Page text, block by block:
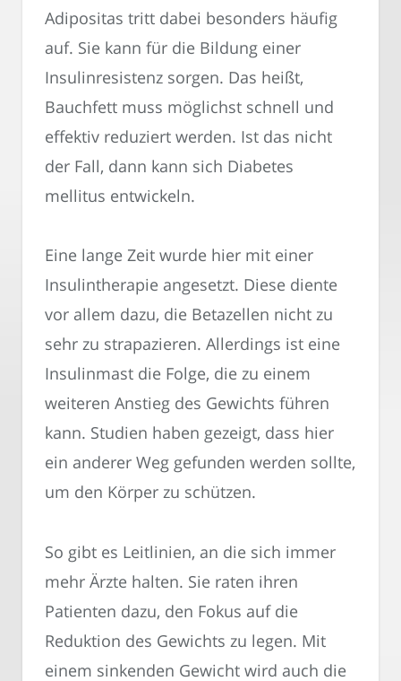
Adipositas tritt dabei besonders häufig
auf. Sie kann für die Bildung einer
Insulinresistenz sorgen. Das heißt,
Bauchfett muss möglichst schnell und
effektiv reduziert werden. Ist das nicht
der Fall, dann kann sich Diabetes
mellitus entwickeln.
Eine lange Zeit wurde hier mit einer
Insulintherapie angesetzt. Diese diente
vor allem dazu, die Betazellen nicht zu
sehr zu strapazieren. Allerdings ist eine
Insulinmast die Folge, die zu einem
weiteren Anstieg des Gewichts führen
kann. Studien haben gezeigt, dass hier
ein anderer Weg gefunden werden sollte,
um den Körper zu schützen.
So gibt es Leitlinien, an die sich immer
mehr Ärzte halten. Sie raten ihren
Patienten dazu, den Fokus auf die
Reduktion des Gewichts zu legen. Mit
einem sinkenden Gewicht wird auch die